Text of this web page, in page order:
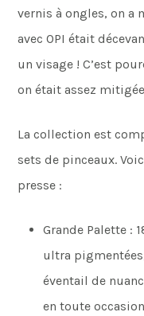
vernis à ongles, on a
avec OPI était
un visage ! C’est
on était assez
La collection est
sets de pinceaux.
presse :
Grande Palette :
ultra
éventail de
en toute